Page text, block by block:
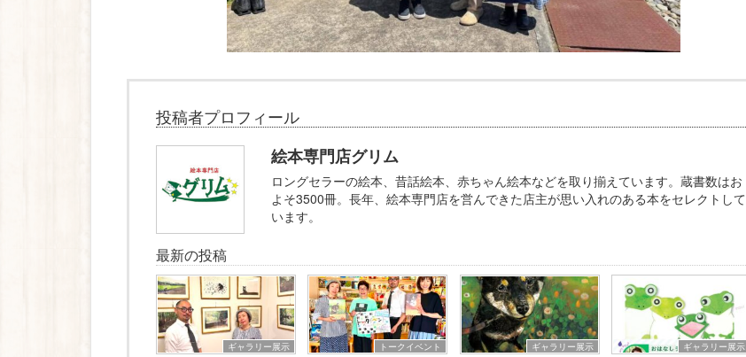
投稿者プロフィール
絵本専門店グリム
ロングセラーの絵本、昔話絵本、赤ちゃん絵本などを取り揃えています。蔵書数はお
よそ3500冊。長年、絵本専門店を営んできた店主が思い入れのある本をセレクトして
います。
最新の投稿
ギャラリー展示
トークイベント
ギャラリー展示
ギャラリー展示